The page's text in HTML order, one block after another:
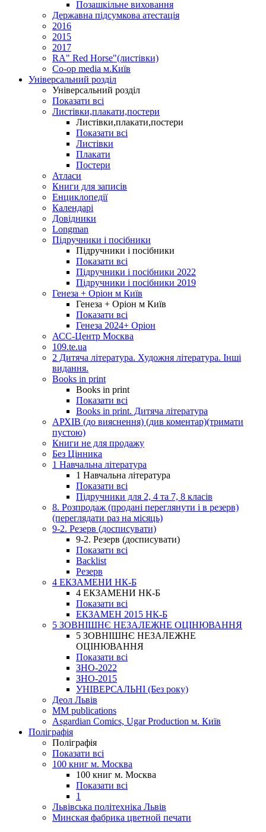
Позашкільне виховання
Державна підсумкова атестація
2016
2015
2017
RA" Red Horse"(листівки)
Co-op media м.Київ
Універсальний розділ
Універсальний розділ
Показати всі
Листівки,плакати,постери
Листівки,плакати,постери
Показати всі
Листівки
Плакати
Постери
Атласи
Книги для записів
Енциклопедії
Календарі
Довідники
Longman
Підручники і посібники
Підручники і посібники
Показати всі
Підручники і посібники 2022
Підручники і посібники 2019
Генеза + Оріон м Київ
Генеза + Оріон м Київ
Показати всі
Генеза 2024+ Оріон
АСС-Центр Москва
109.te.ua
2 Дитяча література. Художня література. Інші
видання.
Books in print
Books in print
Показати всі
Books in print. Дитяча література
АРХІВ (до вияснення) (див коментар)(тримати
пустою)
Книги не для продажу
Без Цінника
1 Навчальна література
1 Навчальна література
Показати всі
Підручники для 2, 4 та 7, 8 класів
8. Розпродаж (продані переглянути і в резерв)
(переглядати раз на місяць)
9-2. Резерв (досписувати)
9-2. Резерв (досписувати)
Показати всі
Backlist
Резерв
4 ЕКЗАМЕНИ НК-Б
4 ЕКЗАМЕНИ НК-Б
Показати всі
ЕКЗАМЕН 2015 НК-Б
5 ЗОВНІШНЄ НЕЗАЛЕЖНЕ ОЦІНЮВАННЯ
5 ЗОВНІШНЄ НЕЗАЛЕЖНЕ
ОЦІНЮВАННЯ
Показати всі
ЗНО-2022
ЗНО-2015
УНІВЕРСАЛЬНІ (Без року)
Деол Львів
MM publications
Asgardian Comics, Ugar Production м. Київ
Поліграфія
Поліграфія
Показати всі
100 книг м. Москва
100 книг м. Москва
Показати всі
1
Львівська політехніка Львів
Минская фабрика цветной печати